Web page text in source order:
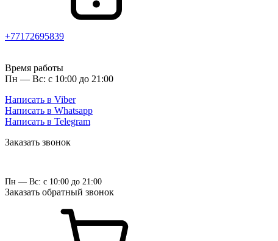
+77172695839
Время работы
Пн — Вс: с 10:00 до 21:00
Написать в Viber
Написать в Whatsapp
Написать в Telegram
Заказать звонок
Пн — Вс: с 10:00 до 21:00
Заказать обратный звонок